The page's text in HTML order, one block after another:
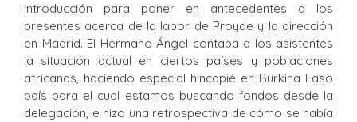
introducción para poner en antecedentes a los
presentes acerca de la labor de Proyde y la dirección
en Madrid. El Hermano Ángel contaba a los asistentes
la situación actual en ciertos países y poblaciones
africanas, haciendo especial hincapié en Burkina Faso
país para el cual estamos buscando fondos desde la
delegación, e hizo una retrospectiva de cómo se había